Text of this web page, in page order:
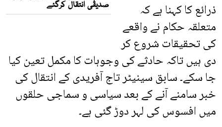
ذرائع کا کہنا ہے کہ
متعلقہ حکام نے واقعے
کی تحقیقات شروع کر
دی ہیں تاکہ حادثے کی وجوہات کا مکمل تعین کیا
جا سکے۔ سابق سینیٹر تاج آفریدی کے انتقال کی
خبر سامنے آنے کے بعد سیاسی و سماجی حلقوں
میں افسوس کی لہر دوڑ گئی ہے۔